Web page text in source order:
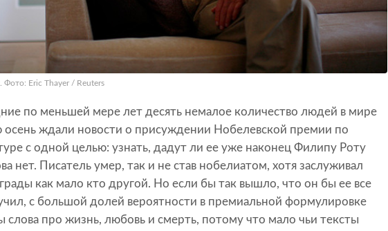
Фото: Eric Thayer / Reuters
по меньшей мере лет десять немалое количество людей в мире
осень ждали новости о присуждении Нобелевской премии по
с одной целью: узнать, дадут ли ее уже наконец Филипу Роту
нет. Писатель умер, так и не став нобелиатом, хотя заслуживал
как мало кто другой. Но если бы так вышло, что он бы ее все
с большой долей вероятности в премиальной формулировке
слова про жизнь, любовь и смерть, потому что мало чьи тексты